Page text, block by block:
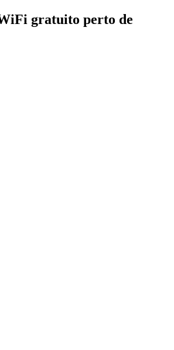
gratuito perto de